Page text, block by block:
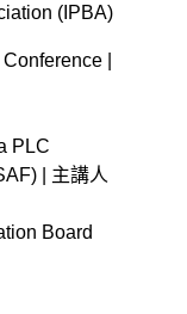
(IPBA)
|
PLC
| 主講人
Board